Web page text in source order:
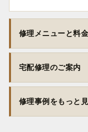
修理メニューと料金
宅配修理のご案内
修理事例をもっと